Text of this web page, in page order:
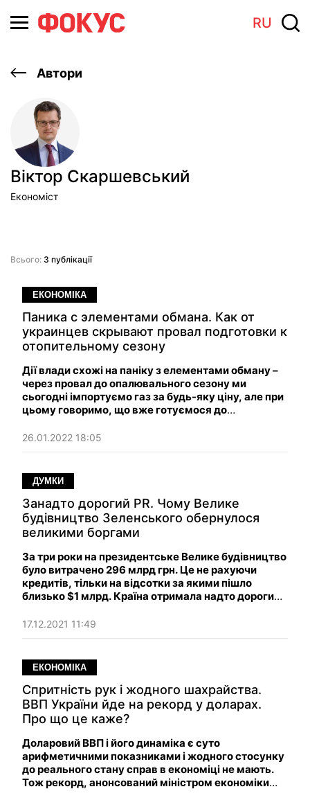
RU
Автори
Віктор Скаршевський
Економіст
Всього: 3 публікації
ЕКОНОМІКА
Паника с элементами обмана. Как от
украинцев скрывают провал подготовки к
отопительному сезону
Дії влади схожі на паніку з елементами обману –
через провал до опалювального сезону ми
сьогодні імпортуємо газ за будь-яку ціну, але при
цьому говоримо, що вже готуємося до
26.01.2022 18:05
ДУМКИ
Занадто дорогий PR. Чому Велике
будівництво Зеленського обернулося
великими боргами
За три роки на президентське Велике будівництво
було витрачено 296 млрд грн. Це не рахуючи
кредитів, тільки на відсотки за якими пішло
близько $1 млрд. Країна отримала надто дорогий
не завжди прозорих тендерах для наближеного
до неї бізнесу.
17.12.2021 11:49
ЕКОНОМІКА
Спритність рук і жодного шахрайства.
ВВП України йде на рекорд у доларах.
Про що це каже?
Доларовий ВВП і його динаміка є суто
арифметичними показниками і жодного стосунку
до реального стану справ в економіці не мають.
Тож рекорд, анонсований міністром економіки